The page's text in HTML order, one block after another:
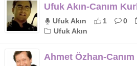
Ufuk Akın-Canım
Ufuk Akın 1 0
Ufuk Akın
Ahmet Özhan-